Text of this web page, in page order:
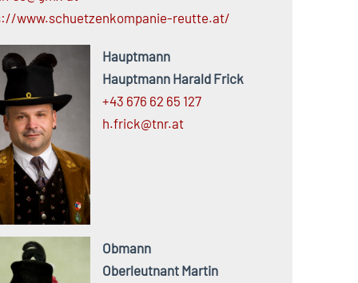
www.schuetzenkompanie-reutte.at/
Hauptmann
Hauptmann Harald Frick
+43 676 62 65 127
h.frick@tnr.at
Obmann
Oberleutnant Martin